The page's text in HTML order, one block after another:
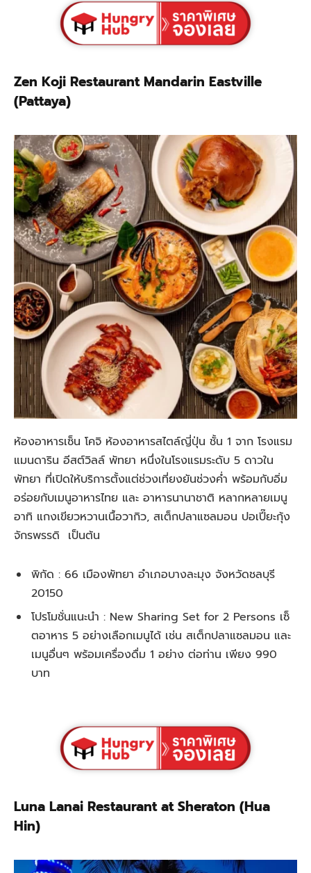
Zen Koji Restaurant Mandarin Eastville
(Pattaya)
ห้องอาหารเซ็น โคจิ ห้องอาหารสไตล์ญี่ปุ่น ชั้น 1 จาก โรงแรม
แมนดาริน อีสต์วิลล์ พัทยา หนึ่งในโรงแรมระดับ 5 ดาวใน
พัทยา ที่เปิดให้บริการตั้งแต่ช่วงเที่ยงยันช่วงค่ำ พร้อมกับอิ่ม
อร่อยกับเมนูอาหารไทย และ อาหารนานาชาติ หลากหลายเมนู
อาทิ แกงเขียวหวานเนื้อวากิว, สเต็กปลาแซลมอน ปอเปี๊ยะกุ้ง
จักรพรรดิ เป็นต้น
พิกัด : 66 เมืองพัทยา อําเภอบางละมุง จังหวัดชลบุรี
20150
โปรโมชั่นแนะนำ : New Sharing Set for 2 Persons เซ็
ตอาหาร 5 อย่างเลือกเมนูได้ เช่น สเต็กปลาแซลมอน และ
เมนูอื่นๆ พร้อมเครื่องดื่ม 1 อย่าง ต่อท่าน เพียง 990
บาท
Luna Lanai Restaurant at Sheraton (Hua
Hin)